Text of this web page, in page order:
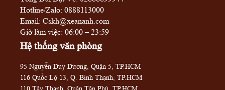
Hotline/Zalo:0888113000
Email: Cskh@xeananh.com
Giờ làm việc: 06:00 – 23:59
Hệ thống văn phòng
95 Nguyễn Duy Dương, Quận 5, TP.HCM
116 Quốc Lộ 13, Q. Bình Thạnh, TP.HCM